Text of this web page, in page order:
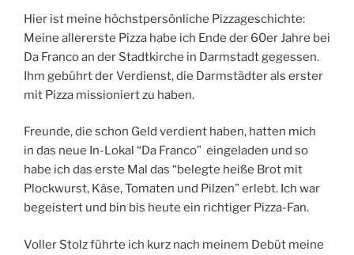
Hier ist meine höchstpersönliche Pizzageschichte:
Meine allererste Pizza habe ich Ende der 60er Jahre bei
Da Franco an der Stadtkirche in Darmstadt gegessen.
Ihm gebührt der Verdienst, die Darmstädter als erster
mit Pizza missioniert zu haben.
Freunde, die schon Geld verdient haben, hatten mich
in das neue In-Lokal “Da Franco” eingeladen und so
habe ich das erste Mal das “belegte heiße Brot mit
Plockwurst, Käse, Tomaten und Pilzen” erlebt. Ich war
begeistert und bin bis heute ein richtiger Pizza-Fan.
Voller Stolz führte ich kurz nach meinem Debüt meine